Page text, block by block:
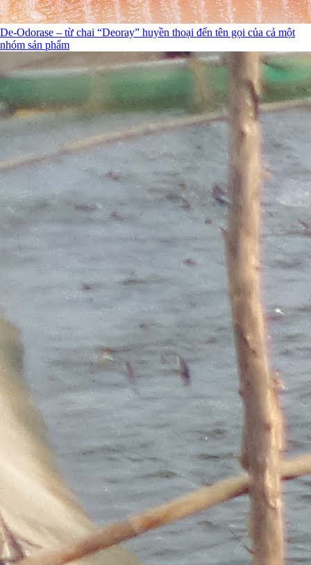
De-Odorase – từ chai “Deoray” huyền thoại đến tên gọi của cả một
nhóm sản phẩm